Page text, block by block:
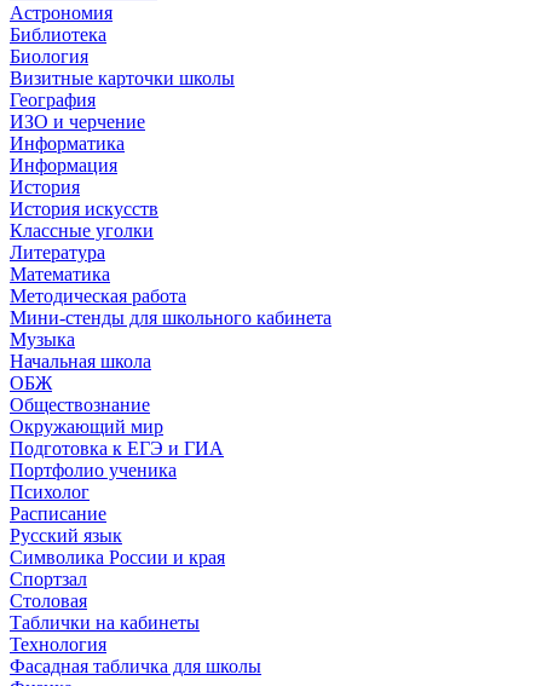
Астрономия
Библиотека
Биология
Визитные карточки школы
География
ИЗО и черчение
Информатика
Информация
История
История искусств
Классные уголки
Литература
Математика
Методическая работа
Мини-стенды для школьного кабинета
Музыка
Начальная школа
ОБЖ
Обществознание
Окружающий мир
Подготовка к ЕГЭ и ГИА
Портфолио ученика
Психолог
Расписание
Русский язык
Символика России и края
Спортзал
Столовая
Таблички на кабинеты
Технология
Фасадная табличка для школы